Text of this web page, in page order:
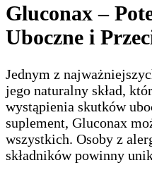
Gluconax –
Uboczne i
Jednym z
jego naturalny skład,
wystąpienia skutków
suplement, Gluconax
wszystkich. Osoby z
składników powinny